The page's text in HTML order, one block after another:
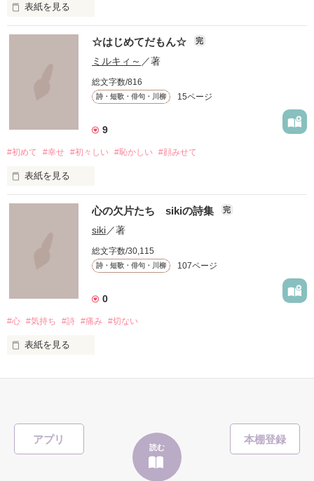
アプリ
読む
表紙を見る
「僕が先生にキスしたら、
ドキッとしてくれますか……？」
長年多くの方にご愛読いただいていて嬉しいです。
2025年もよろしくお願いします♪
胸キュンな台詞を読んで、
たくさん妄想しちゃってください
１冊にまとめて欲しいとの声があったので、
パート２の台詞を、
厳選してこちらに収録しました。
作品を読む
☆はじめてだもん☆ 完
ミルキィ～ ／著
総文字数/816
詩・短歌・俳句・川柳 15ページ
9
#初めて #幸せ #初々しい #恥かしい #顔みせて
表紙を見る
     何もかもが
☆週間少年χ烈火６３号さま☆
心の欠片たち sikiの詩集 完
siki／著
総文字数/30,115
詩・短歌・俳句・川柳 107ページ
0
#心 #気持ち #詩 #痛み #切ない
表紙を見る
数が多くなったので、一応完結させましたが・・・きまぐれに